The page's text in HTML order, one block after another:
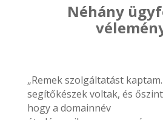
Néhány
„Remek szolgáltatást
segítőkészek voltak, és
hogy a domainnév